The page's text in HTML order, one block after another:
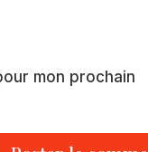
mon prochain